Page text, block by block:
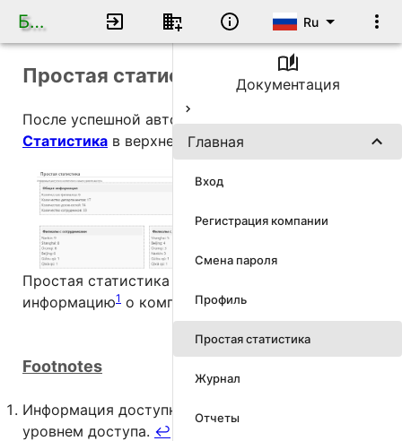
База данных по кадрам Ru
Документация
Главная
Вход
Регистрация компании
Смена пароля
Профиль
Простая статистика
Журнал
Отчеты
Простая статистика
После успешной авторизации нажмите на
Статистика в верхней панели навигации.
Простая статистика показывает всю
информацию1 о компании2.
Footnotes
Информация доступна в соответствии с вашим
уровнем доступа. ↩